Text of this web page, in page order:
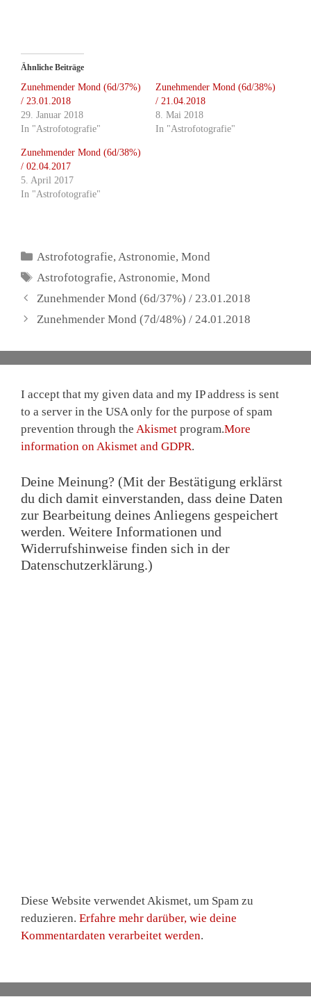
Ähnliche Beiträge
Zunehmender Mond (6d/37%)
/ 23.01.2018
29. Januar 2018
In "Astrofotografie"
Zunehmender Mond (6d/38%)
/ 21.04.2018
8. Mai 2018
In "Astrofotografie"
Zunehmender Mond (6d/38%)
/ 02.04.2017
5. April 2017
In "Astrofotografie"
Kategorien
Astrofotografie,Astronomie,Mond
Schlagwörter
Astrofotografie,Astronomie,Mond
Zunehmender Mond (6d/37%) / 23.01.2018
Zunehmender Mond (7d/48%) / 24.01.2018
I accept that my given data and my IP address is sent
to a server in the USA only for the purpose of spam
prevention through the Akismet program.More
information on Akismet and GDPR.
Deine Meinung? (Mit der Bestätigung erklärst
du dich damit einverstanden, dass deine Daten
zur Bearbeitung deines Anliegens gespeichert
werden. Weitere Informationen und
Widerrufshinweise finden sich in der
Datenschutzerklärung.)
Diese Website verwendet Akismet, um Spam zu
reduzieren. Erfahre mehr darüber, wie deine
Kommentardaten verarbeitet werden.